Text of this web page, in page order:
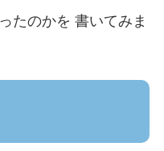
たのかを 書いてみま